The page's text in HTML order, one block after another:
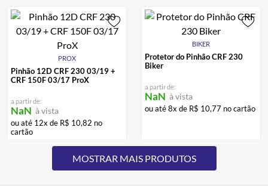
PROX
Pinhão 12D CRF 230 03/19 +
CRF 150F 03/17 ProX
a partir de:
NaN à vista
ou até 12x de R$ 10,82 no
cartão
BIKER
Protetor do Pinhão CRF 230
Biker
a partir de:
NaN à vista
ou até8x de R$ 10,77 no cartão